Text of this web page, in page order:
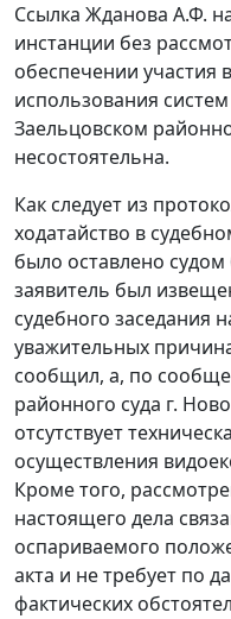
Ссылка Жданова А.Ф.
инстанции без
обеспечении участия
использования
Заельцовском
несостоятельна.
Как следует из
ходатайство в
было оставлено судом
заявитель был
судебного
уважительных
сообщил, а, по
районного суда г.
отсутствует
осуществления
Кроме того,
настоящего дела
оспариваемого
акта и не требует по
фактических